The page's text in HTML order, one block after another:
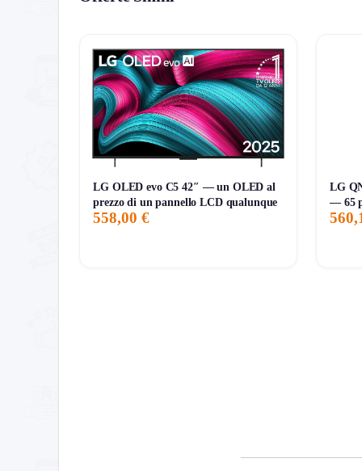
Storico Prezzo
152 giorni di monitoraggio
499,00€
ATTUALE
498,98€
MINIMO
499,00€
MASSIMO
↓0%
VARIAZIONE
7G 30G 90G Tutto
LG OLED evo C5 42″ — un OLED al
prezzo di un pannello LCD qualunque
558,00 €
LG
— 65